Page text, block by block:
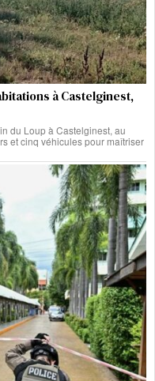
à Castelginest,
du Loup à Castelginest, au
et cinq véhicules pour maîtriser